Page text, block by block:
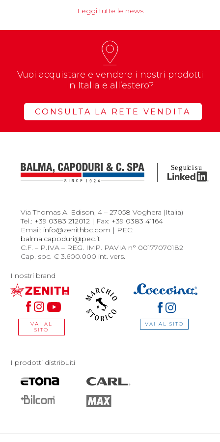
Leggi tutte le news
Vuoi acquistare e vendere i nostri prodotti
in Italia e all’estero?
CONSULTA LA RETE VENDITA
Via Thomas A. Edison, 4 – 27058 Voghera (Italia)
Tel.: +39 0383 212012 | Fax: +39 0383 41164
Email: info@zenithbc.com | PEC:
balma.capoduri@pec.it
C.F. – P.IVA – REG. IMP. PAVIA n° 00177070182
Cap. soc. € 3.600.000 int. vers.
I nostri brand
VAI AL
SITO
VAI AL SITO
I prodotti distribuiti